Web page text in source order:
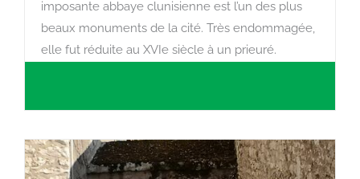
imposante abbaye clunisienne est l’un des plus
beaux monuments de la cité. Très endommagée,
elle fut réduite au XVIe siècle à un prieuré.